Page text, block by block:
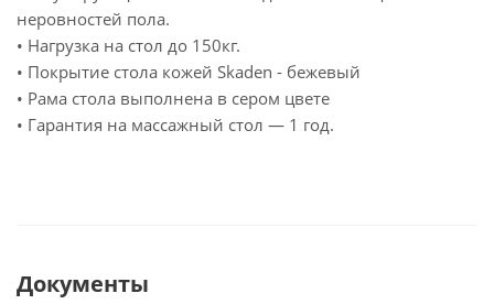
неровностей пола.
• Нагрузка на стол до 150кг.
• Покрытие стола кожей Skaden - бежевый
• Рама стола выполнена в сером цвете
• Гарантия на массажный стол — 1 год.
Документы